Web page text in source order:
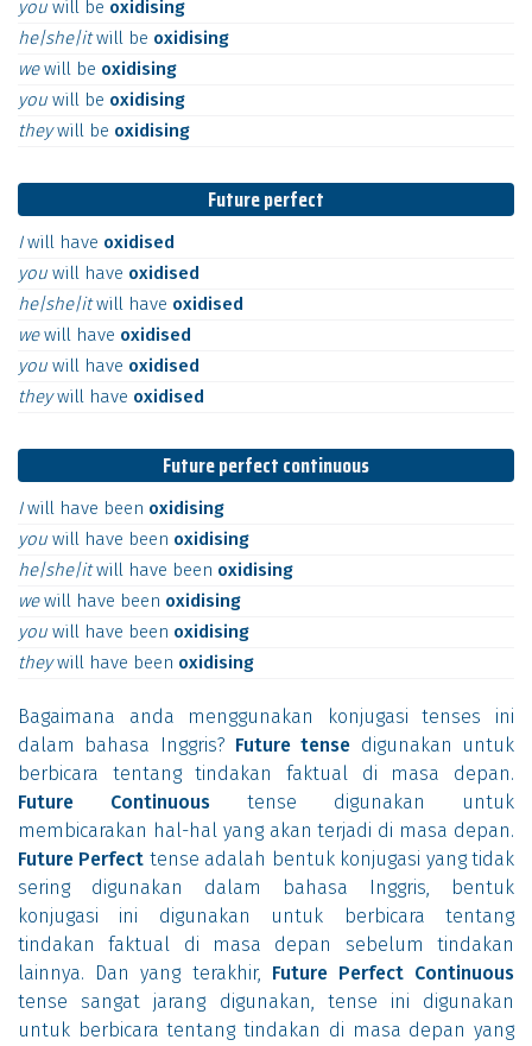
you will be oxidising
he|she|itwill be oxidising
wewill be oxidising
you will be oxidising
theywill be oxidising
Future perfect
Iwill have oxidised
you will have oxidised
he|she|itwill have oxidised
wewill have oxidised
you will have oxidised
theywill have oxidised
Future perfect continuous
Iwill have been oxidising
you will have been oxidising
he|she|itwill have been oxidising
wewill have been oxidising
you will have been oxidising
theywill have been oxidising
Bagaimana anda menggunakan konjugasi tenses ini
dalam bahasa Inggris? Future tense digunakan untuk
berbicara tentang tindakan faktual di masa depan.
Future Continuous tense digunakan untuk
membicarakan hal-hal yang akan terjadi di masa depan.
Future Perfect tense adalah bentuk konjugasi yang tidak
sering digunakan dalam bahasa Inggris, bentuk
konjugasi ini digunakan untuk berbicara tentang
tindakan faktual di masa depan sebelum tindakan
lainnya. Dan yang terakhir, Future Perfect Continuous
tense sangat jarang digunakan, tense ini digunakan
untuk berbicara tentang tindakan di masa depan yang